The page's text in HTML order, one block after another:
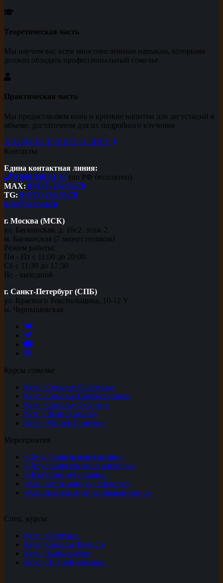
Теоретическая часть
Мы научим вас всем многочисленным навыкам, которыми
должен обладать профессиональный сомелье.
Практическая часть
Мы предоставляем вина и крепкие напитки для дегустаций в
объеме, достаточном для их подробного изучения
Я ХОЧУ ВСТУПИТЬ В ЛИГУ
Контакты
Едина контактная линия:
8 800 550-91-93 (по РФ бесплатно)
MAX: 8 (977) 740 80-70
TG: 8 (977) 740 80-70
info@ligabar.ru
г. Москва (МСК)
ул. Бауманская, д. 16с2, этаж 2.
м. Бауманская (7 минут пешком)
Режим работы:
Пн - Пт с 11:00 до 20:00
Сб с 11:30 до 17:30
Вс - выходной
г. Санкт-Петербург (СПБ)
ул. Красного Текстильщика, 10-12 У
м. Чернышевская
Курсы сомелье
Курс «Сомелье Любитель»
Курс «Сомелье Профессионал»
Курс «Сомелье Эксперт»
Курс «Шеф Сомелье»
Курс «Мастер Сомелье»
Мероприятия
«Дегустация испанских вин»
«Дегустация крепкого алкоголя»
«Искусство дегустации»
«Как читать винную этикетку»
«Как правильно дегустировать вино»
Спец. курсы
Курс «Фумелье»
Курс «Сомелье Кавист»
Курс «Амбассадор»
Курс «Пивной сомелье»